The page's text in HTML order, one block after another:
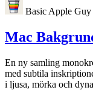
Basic Apple Guy
Mac
En ny samling
med subtila
i ljusa, mörka och